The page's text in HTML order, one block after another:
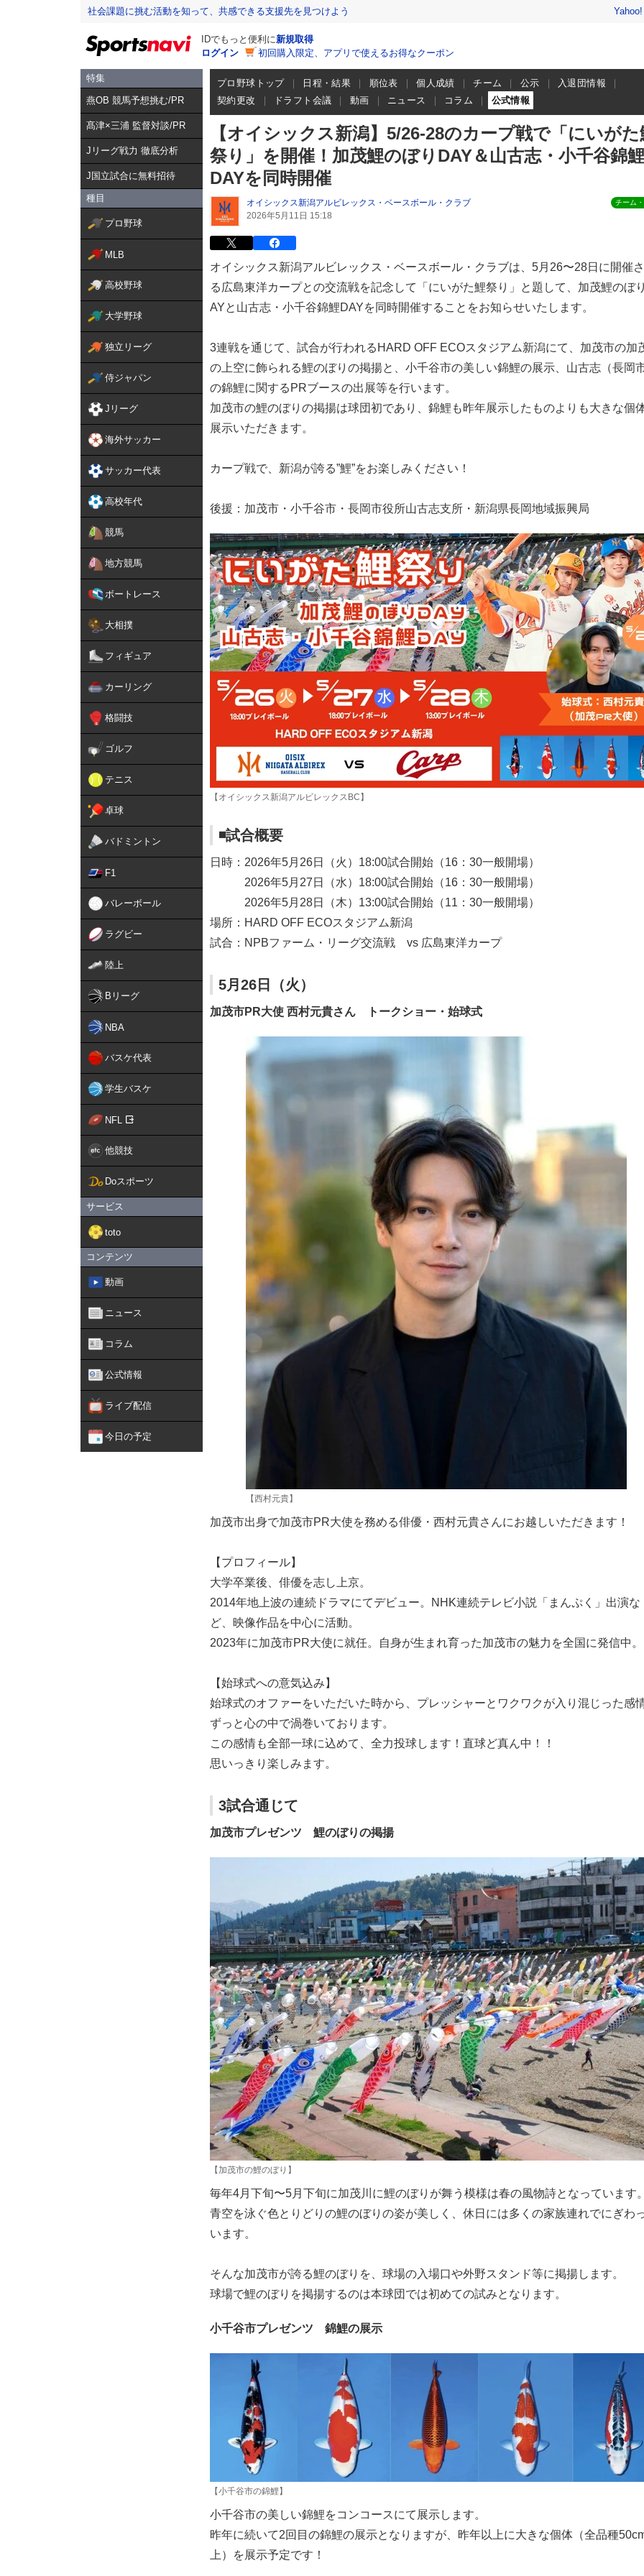
社会課題に挑む活動を知って、共感できる支援先を見つけよう
IDでもっと便利に新規取得
ログイン
初回購入限定、アプリで使えるお得なクーポン
特集
燕OB 競馬予想挑む/PR
髙津×三浦 監督対談/PR
Jリーグ戦力 徹底分析
J国立試合に無料招待
種目
プロ野球
MLB
高校野球
大学野球
独立リーグ
侍ジャパン
Jリーグ
海外サッカー
サッカー代表
高校年代
競馬
地方競馬
ボートレース
大相撲
フィギュア
カーリング
格闘技
ゴルフ
テニス
卓球
バドミントン
F1
バレーボール
ラグビー
陸上
Bリーグ
NBA
バスケ代表
学生バスケ
NFL
他競技
Doスポーツ
サービス
toto
コンテンツ
動画
ニュース
コラム
公式情報
ライブ配信
今日の予定
プロ野球トップ 日程・結果 順位表 個人成績 チーム 公示
入退団情報
契約更改
ドラフト会議 動画 ニュース コラム 公式情報
【オイシックス新潟】5/26-28のカープ戦で「にいがた
祭り」を開催！加茂鯉のぼりDAY＆山古志・小千谷錦鯉
DAYを同時開催
オイシックス新潟アルビレックス・ベースボール・クラブ
2026年5月11日 15:18
チーム
オイシックス新潟アルビレックス・ベースボール・クラブは、5月26〜28日に開催
る広島東洋カープとの交流戦を記念して「にいがた鯉祭り」と題して、加茂鯉のぼ
AYと山古志・小千谷錦鯉DAYを同時開催することをお知らせいたします。
3連戦を通じて、試合が行われるHARD OFF ECOスタジアム新潟にて、加茂市の加
の上空に飾られる鯉のぼりの掲揚と、小千谷市の美しい錦鯉の展示、山古志（長岡
の錦鯉に関するPRブースの出展等を行います。
加茂市の鯉のぼりの掲揚は球団初であり、錦鯉も昨年展示したものよりも大きな個
展示いただきます。
カープ戦で、新潟が誇る”鯉”をお楽しみください！
後援：加茂市・小千谷市・長岡市役所山古志支所・新潟県長岡地域振興局
【オイシックス新潟アルビレックスBC】
◾️試合概要
日時：2026年5月26日（火）18:00試合開始（16：30一般開場）
2026年5月27日（水）18:00試合開始（16：30一般開場）
2026年5月28日（木）13:00試合開始（11：30一般開場）
場所：HARD OFF ECOスタジアム新潟
試合：NPBファーム・リーグ交流戦 vs 広島東洋カープ
5月26日（火）
加茂市PR大使 西村元貴さん トークショー・始球式
【西村元貴】
加茂市出身で加茂市PR大使を務める俳優・西村元貴さんにお越しいただきます！
【プロフィール】
大学卒業後、俳優を志し上京。
2014年地上波の連続ドラマにてデビュー。NHK連続テレビ小説「まんぷく」出演な
ど、映像作品を中心に活動。
2023年に加茂市PR大使に就任。自身が生まれ育った加茂市の魅力を全国に発信中。
【始球式への意気込み】
始球式のオファーをいただいた時から、プレッシャーとワクワクが入り混じった感
ずっと心の中で渦巻いております。
この感情も全部一球に込めて、全力投球します！直球ど真ん中！！
思いっきり楽しみます。
3試合通じて
加茂市プレゼンツ 鯉のぼりの掲揚
【加茂市の鯉のぼり】
毎年4月下旬〜5月下旬に加茂川に鯉のぼりが舞う模様は春の風物詩となっています
青空を泳ぐ色とりどりの鯉のぼりの姿が美しく、休日には多くの家族連れでにぎわ
います。
そんな加茂市が誇る鯉のぼりを、球場の入場口や外野スタンド等に掲揚します。
球場で鯉のぼりを掲揚するのは本球団では初めての試みとなります。
小千谷市プレゼンツ 錦鯉の展示
【小千谷市の錦鯉】
小千谷市の美しい錦鯉をコンコースにて展示します。
昨年に続いて2回目の錦鯉の展示となりますが、昨年以上に大きな個体（全品種
上）を展示予定です！